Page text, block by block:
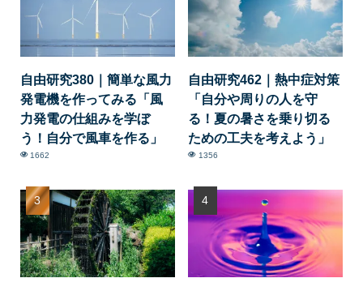
自由研究380｜簡単な風力
発電機を作ってみる「風
力発電の仕組みを学ぼ
う！自分で風車を作る」
1662
自由研究462｜熱中症対策
「自分や周りの人を守
る！夏の暑さを乗り切る
ための工夫を考えよう」
1356